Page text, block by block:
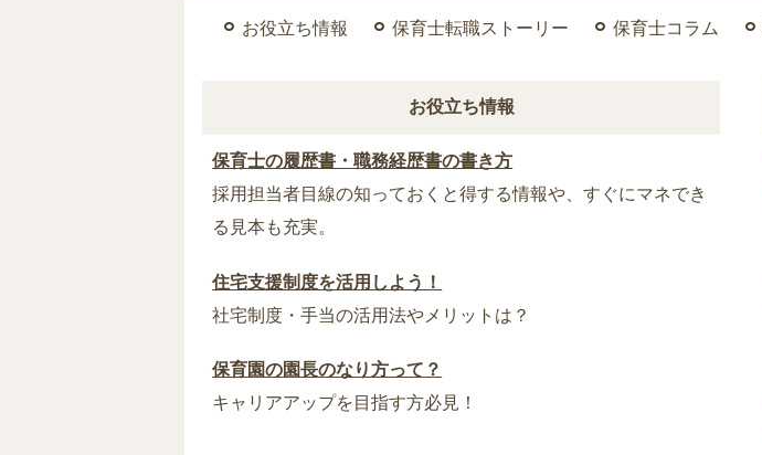
お役立ち情報 保育士転職ストーリー 保育士コラム
お役立ち情報
保育士の履歴書・職務経歴書の書き方
採用担当者目線の知っておくと得する情報や、すぐにマネでき
る見本も充実。
住宅支援制度を活用しよう！
社宅制度・手当の活用法やメリットは？
保育園の園長のなり方って？
キャリアアップを目指す方必見！